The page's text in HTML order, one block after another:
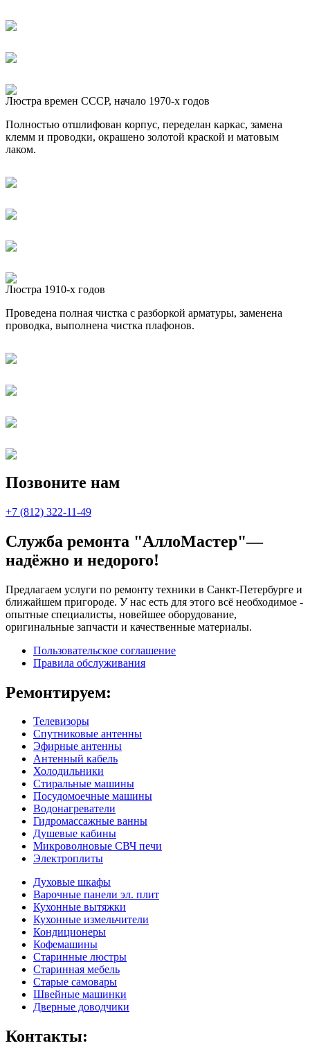
Люстра времен СССР, начало 1970-х годов
Полностью отшлифован корпус, переделан каркас, замена
клемм и проводки, окрашено золотой краской и матовым
лаком.
Люстра 1910-х годов
Проведена полная чистка с разборкой арматуры, заменена
проводка, выполнена чистка плафонов.
Позвоните нам
+7 (812) 322-11-49
Служба ремонта "АллоМастер"—
надёжно и недорого!
Предлагаем услуги по ремонту техники в Санкт-Петербурге и
ближайшем пригороде. У нас есть для этого всё необходимое -
опытные специалисты, новейшее оборудование,
оригинальные запчасти и качественные материалы.
Пользовательское соглашение
Правила обслуживания
Ремонтируем:
Телевизоры
Спутниковые антенны
Эфирные антенны
Антенный кабель
Холодильники
Стиральные машины
Посудомоечные машины
Водонагреватели
Гидромассажные ванны
Душевые кабины
Микроволновые СВЧ печи
Электроплиты
Духовые шкафы
Варочные панели эл. плит
Кухонные вытяжки
Кухонные измельчители
Кондиционеры
Кофемашины
Старинные люстры
Старинная мебель
Старые самовары
Швейные машинки
Дверные доводчики
Контакты: